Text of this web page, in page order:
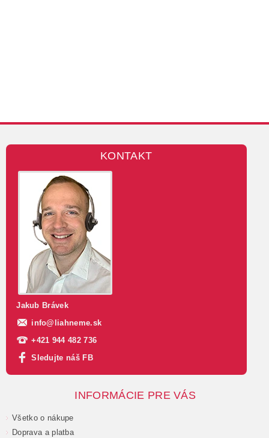
KONTAKT
Jakub Brávek
info@ liahneme.sk
+421 944 482 736
Sledujte náš FB
INFORMÁCIE PRE VÁS
Všetko o nákupe
Doprava a platba